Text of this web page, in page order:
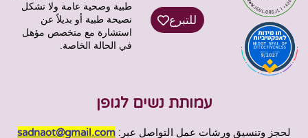
للتبرع
طبية وصحية عامة ولا تشكل
نصيحة طبية أو بديلاً عن
استشارة مع متخصص مؤهل
في الحالة الخاصة.
עמותת נשים לגופן
لحجز وتنسيق ورشات عمل التواصل عبر: sadnaot@gmail.com